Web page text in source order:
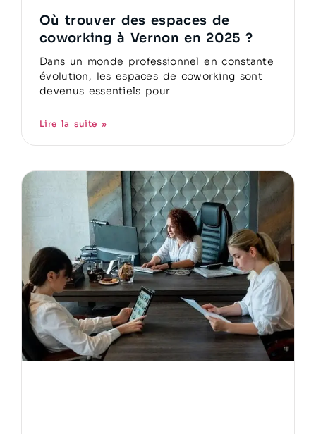
Où trouver des espaces de
coworking à Vernon en 2025 ?
Dans un monde professionnel en constante
évolution, les espaces de coworking sont
devenus essentiels pour
Lire la suite »